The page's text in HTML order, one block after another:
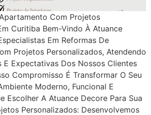
Com Projetos
Curitiba Bem-Vindo À Atuance
Em Reformas De
Projetos Personalizados, Atendendo
E Expectativas Dos Nossos Clientes
Compromisso É Transformar O Seu
Moderno, Funcional E
Escolher A Atuance Decore Para Sua
Personalizados: Desenvolvemos